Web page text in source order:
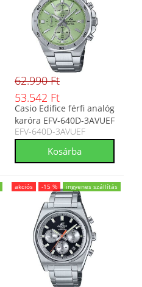
62.990 Ft
53.542 Ft
Casio Edifice férfi analóg
karóra EFV-640D-3AVUEF
EFV-640D-3AVUEF
akciós -15 % ingyenes szállítás